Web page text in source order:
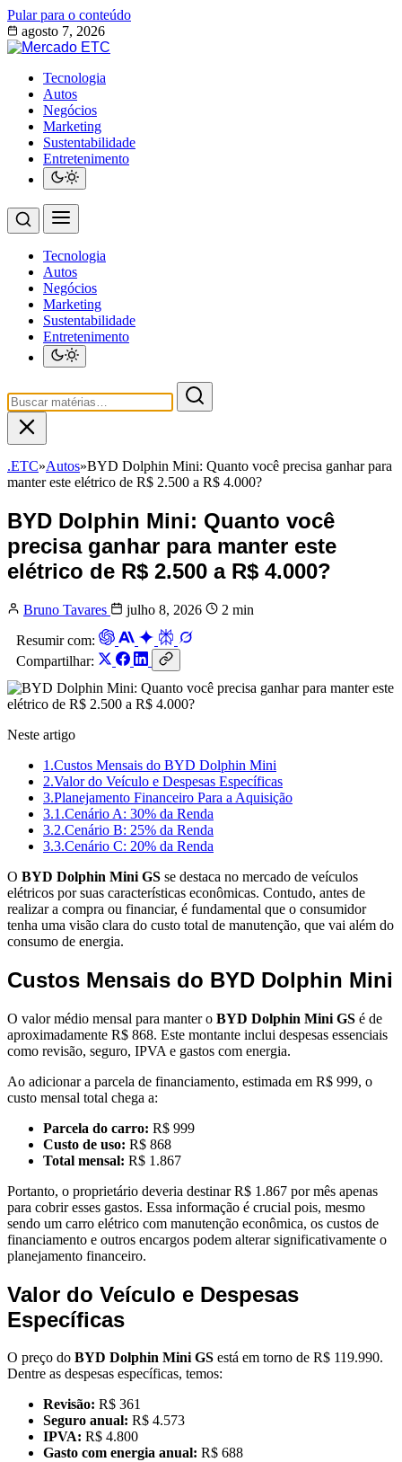
Pular para o conteúdo
agosto 7, 2026
Tecnologia
Autos
Negócios
Marketing
Sustentabilidade
Entretenimento
Tecnologia
Autos
Negócios
Marketing
Sustentabilidade
Entretenimento
.ETC»Autos»BYD Dolphin Mini: Quanto você precisa ganhar para
manter este elétrico de R$ 2.500 a R$ 4.000?
BYD Dolphin Mini: Quanto você
precisa ganhar para manter este
elétrico de R$ 2.500 a R$ 4.000?
Bruno Tavares julho 8, 2026
2 min
Resumir com:
Compartilhar:
Neste artigo
1.Custos Mensais do BYD Dolphin Mini
2.Valor do Veículo e Despesas Específicas
3.Planejamento Financeiro Para a Aquisição
3.1.Cenário A: 30% da Renda
3.2.Cenário B: 25% da Renda
3.3.Cenário C: 20% da Renda
O BYD Dolphin Mini GS se destaca no mercado de veículos
elétricos por suas características econômicas. Contudo, antes de
realizar a compra ou financiar, é fundamental que o consumidor
tenha uma visão clara do custo total de manutenção, que vai além do
consumo de energia.
Custos Mensais do BYD Dolphin Mini
O valor médio mensal para manter o BYD Dolphin Mini GS é de
aproximadamente R$ 868. Este montante inclui despesas essenciais
como revisão, seguro, IPVA e gastos com energia.
Ao adicionar a parcela de financiamento, estimada em R$ 999, o
custo mensal total chega a:
Parcela do carro: R$ 999
Custo de uso: R$ 868
Total mensal: R$ 1.867
Portanto, o proprietário deveria destinar R$ 1.867 por mês apenas
para cobrir esses gastos. Essa informação é crucial pois, mesmo
sendo um carro elétrico com manutenção econômica, os custos de
financiamento e outros encargos podem alterar significativamente o
planejamento financeiro.
Valor do Veículo e Despesas
Específicas
O preço do BYD Dolphin Mini GS está em torno de R$ 119.990.
Dentre as despesas específicas, temos:
Revisão: R$ 361
Seguro anual: R$ 4.573
IPVA: R$ 4.800
Gasto com energia anual: R$ 688